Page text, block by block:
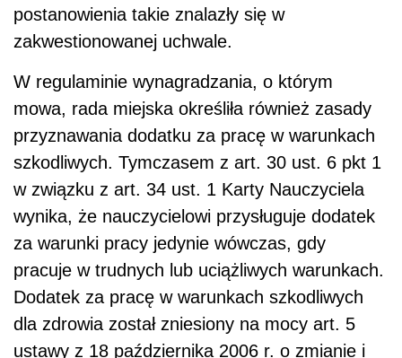
postanowienia takie znalazły się w
zakwestionowanej uchwale.
W regulaminie wynagradzania, o którym
mowa, rada miejska określiła również zasady
przyznawania dodatku za pracę w warunkach
szkodliwych. Tymczasem z art. 30 ust. 6 pkt 1
w związku z art. 34 ust. 1 Karty Nauczyciela
wynika, że nauczycielowi przysługuje dodatek
za warunki pracy jedynie wówczas, gdy
pracuje w trudnych lub uciążliwych warunkach.
Dodatek za pracę w warunkach szkodliwych
dla zdrowia został zniesiony na mocy art. 5
ustawy z 18 października 2006 r. o zmianie i